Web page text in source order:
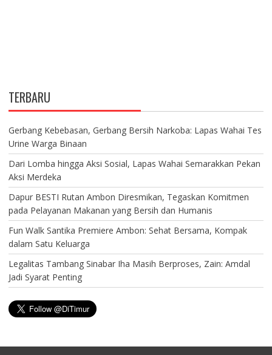
TERBARU
Gerbang Kebebasan, Gerbang Bersih Narkoba: Lapas Wahai Tes
Urine Warga Binaan
Dari Lomba hingga Aksi Sosial, Lapas Wahai Semarakkan Pekan
Aksi Merdeka
Dapur BESTI Rutan Ambon Diresmikan, Tegaskan Komitmen
pada Pelayanan Makanan yang Bersih dan Humanis
Fun Walk Santika Premiere Ambon: Sehat Bersama, Kompak
dalam Satu Keluarga
Legalitas Tambang Sinabar Iha Masih Berproses, Zain: Amdal
Jadi Syarat Penting